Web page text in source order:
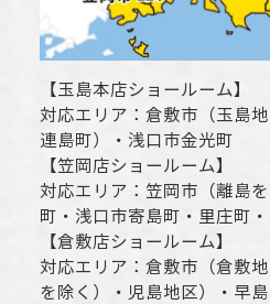
【玉島本店ショールーム】
対応エリア： 倉敷市 （玉島
連島町）・ 浅口市金光町
【笠岡店ショールーム】
対応エリア： 笠岡市（離島を
町・ 浅口市寄島町・里庄町・
【倉敷店ショールーム】
対応エリア： 倉敷市 （倉敷
を除く）・児島地区）・早